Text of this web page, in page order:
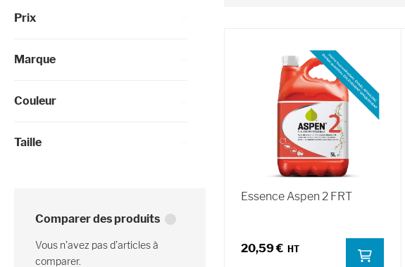
Essence Aspen 2 FRT
20,59 €
Prix
Marque
Couleur
Taille
Comparer des produits
Vous n’avez pas d’articles à
comparer.